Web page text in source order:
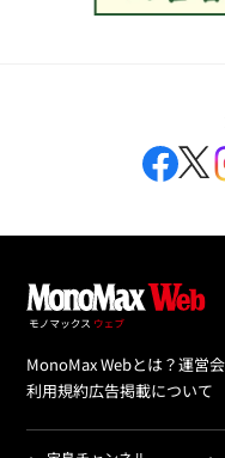
MonoMax Webとは？運営
利用規約広告掲載について